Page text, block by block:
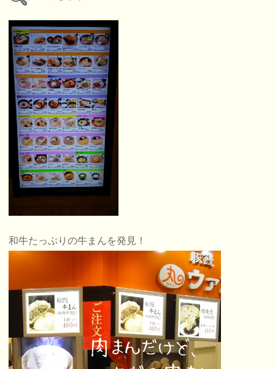
和牛たっぷりの牛まんを発見！